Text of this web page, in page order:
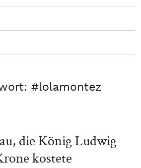
#lolamontez
die König Ludwig
kostete